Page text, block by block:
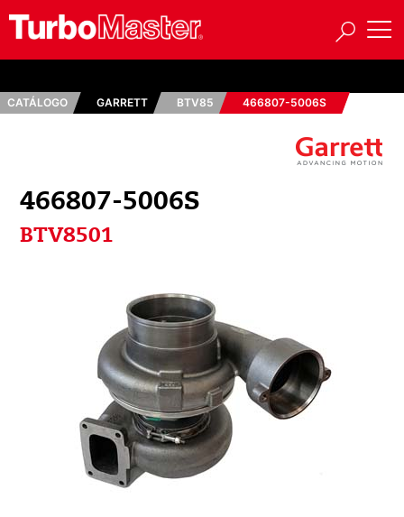
CATÁLOGO GARRETT BTV85 466807-5006S
466807-5006S
BTV8501